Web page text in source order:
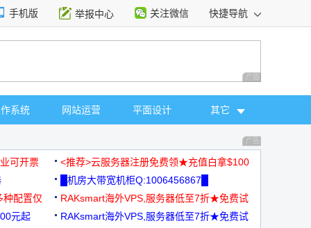
手机版 举报中心 关注微信 快捷导航
广告 商业广告，理
系统 网站运营 平面设计 其它
广告 商业广告，理
可开票
<推荐>云服务器注册免费领★充值白拿$100
█机房大带宽机柜Q:1006456867█
种配置仅
RAKsmart海外VPS,服务器低至7折★免费试
用★
元起
RAKsmart海外VPS,服务器低至7折★免费试